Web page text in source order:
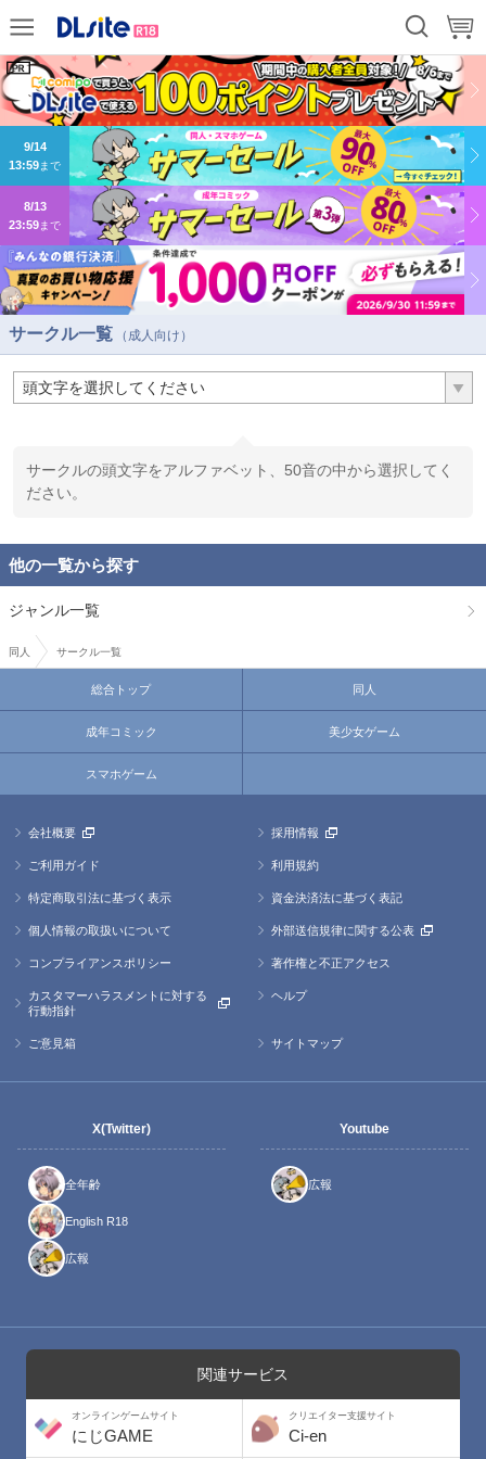
9/14
13:59まで
8/13
23:59まで
サークル一覧 （成人向け）
サークルの頭文字をアルファベット、50音の中から選択してく
ださい。
他の一覧から探す
ジャンル一覧
同人 サークル一覧
総合トップ 同人
成年コミック 美少女ゲーム
スマホゲーム
会社概要 採用情報
ご利用ガイド 利用規約
特定商取引法に基づく表示 資金決済法に基づく表記
個人情報の取扱いについて 外部送信規律に関する公表
コンプライアンスポリシー 著作権と不正アクセス
カスタマーハラスメントに対する
行動指針
ヘルプ
ご意見箱 サイトマップ
X(Twitter)
全年齢
English R18
広報
Youtube
広報
関連サービス
オンラインゲームサイト
にじGAME
クリエイター支援サイト
Ci-en